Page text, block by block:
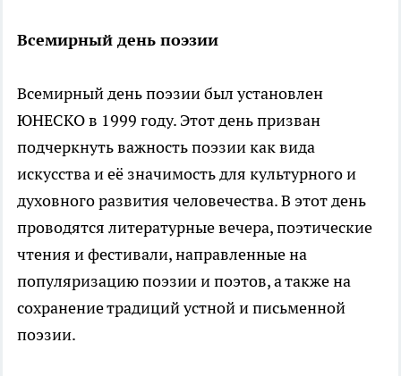
Всемирный день поэзии
Всемирный день поэзии был установлен
ЮНЕСКО в 1999 году. Этот день призван
подчеркнуть важность поэзии как вида
искусства и её значимость для культурного и
духовного развития человечества. В этот день
проводятся литературные вечера, поэтические
чтения и фестивали, направленные на
популяризацию поэзии и поэтов, а также на
сохранение традиций устной и письменной
поэзии.